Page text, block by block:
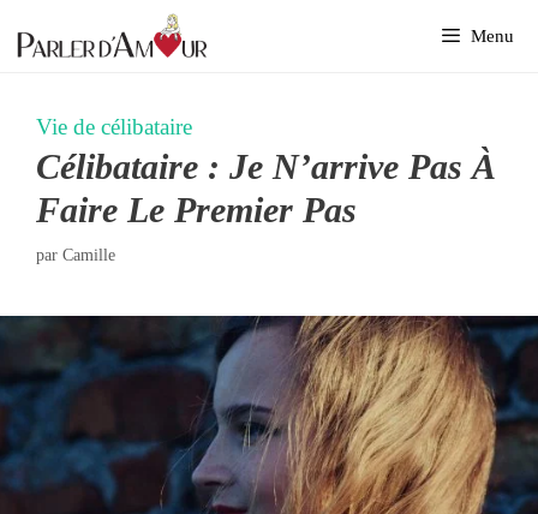
au
Menu
Vie de célibataire
Célibataire : Je N’arrive Pas À
Faire Le Premier Pas
par Camille